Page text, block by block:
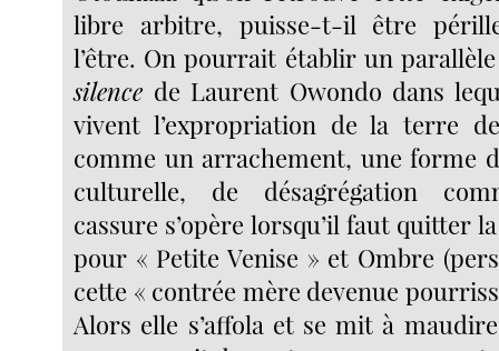
libre arbitre, puisse-t-il être
l’être. On pourrait établir un
silence de Laurent Owondo dans
vivent l’expropriation de la terre
comme un arrachement, une forme
culturelle, de désagrégation
cassure s’opère lorsqu’il faut quitter
pour « Petite Venise » et Ombre
cette « contrée mère devenue
Alors elle s’affola et se mit à